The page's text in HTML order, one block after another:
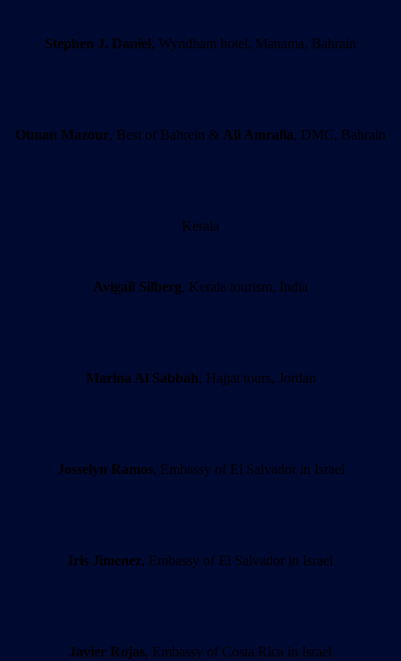
Stephen J. Daniel, Wyndham hotel, Manama, Bahrain
Otman Mazour, Best of Bahrein & Ali Amralla, DMC, Bahrain
Kerala
Avigail Silberg, Kerala tourism, India
Marina Al Sabbah, Hajjat tours, Jordan
Josselyn Ramos, Embassy of El Salvador in Israel
Iris Jimenez, Embassy of El Salvador in Israel
Javier Rojas, Embassy of Costa Rica in Israel